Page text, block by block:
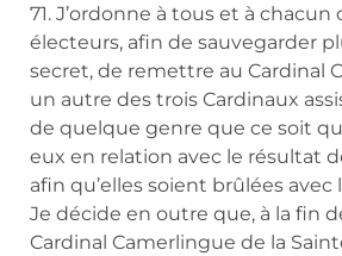
71. J’ordonne à tous et à chacun
électeurs, afin de sauvegarder
secret, de remettre au Cardinal
un autre des trois Cardinaux
de quelque genre que ce soit
eux en relation avec le résultat
afin qu’elles soient brûlées avec
Je décide en outre que, à la fin
Cardinal Camerlingue de la